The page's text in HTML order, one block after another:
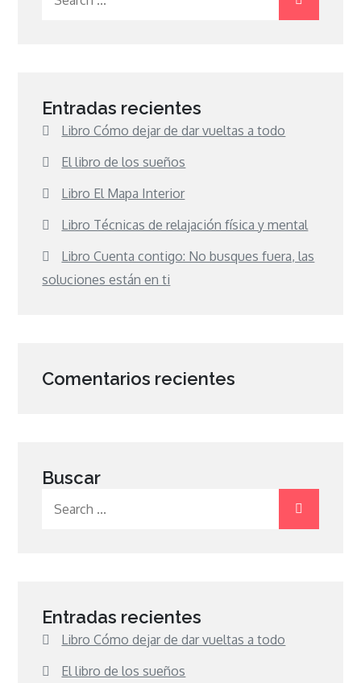
Entradas recientes
Libro Cómo dejar de dar vueltas a todo
El libro de los sueños
Libro El Mapa Interior
Libro Técnicas de relajación física y mental
Libro Cuenta contigo: No busques fuera, las
soluciones están en ti
Comentarios recientes
Buscar
Entradas recientes
Libro Cómo dejar de dar vueltas a todo
El libro de los sueños